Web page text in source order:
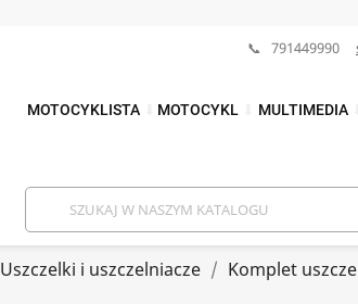
📞 791449990
MOTOCYKLISTA MOTOCYKL MULTIMEDIA
Uszczelki i uszczelniacze Komplet